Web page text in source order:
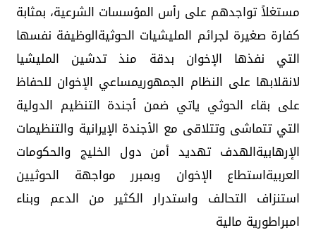
مستغلاً تواجدهم على رأس المؤسسات الشرعية، بمثابة
كفارة صغيرة لجرائم المليشيات الحوثيةالوظيفة نفسها
التي نفذها الإخوان بدقة منذ تدشين المليشيا
لانقلابها على النظام الجمهوريمساعي الإخوان للحفاظ
على بقاء الحوثي ياتي ضمن أجندة التنظيم الدولية
التي تتماشى وتتلاقى مع الأجندة الإيرانية والتنظيمات
الإرهابيةالهدف تهديد أمن دول الخليج والحكومات
العربيةاستطاع الإخوان وبمبرر مواجهة الحوثيين
استنزاف التحالف واستدرار الكثير من الدعم وبناء
امبراطورية مالية